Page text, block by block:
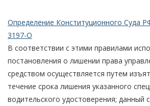
Определение Конституционного Суда
3197-О
В соответствии с этими правилами
постановления о лишении права
средством осуществляется путем
течение срока лишения указанного
водительского удостоверения; данный